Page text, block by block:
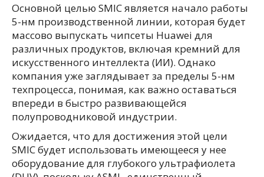
Основной целью SMIC является начало работы
5-нм производственной линии, которая будет
массово выпускать чипсеты Huawei для
различных продуктов, включая кремний для
искусственного интеллекта (ИИ). Однако
компания уже заглядывает за пределы 5-нм
техпроцесса, понимая, как важно оставаться
впереди в быстро развивающейся
полупроводниковой индустрии.
Ожидается, что для достижения этой цели
SMIC будет использовать имеющееся у нее
оборудование для глубокого ультрафиолета